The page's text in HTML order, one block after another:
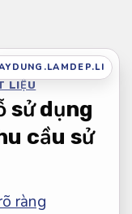
LIỆU
sử dụng
cầu sử
ràng